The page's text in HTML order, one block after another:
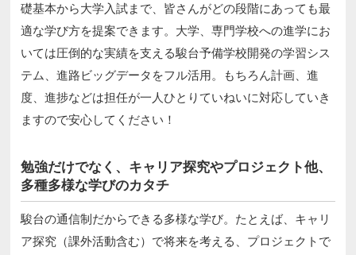
礎基本から大学入試まで、皆さんがどの段階にあっても最
適な学び方を提案できます。大学、専門学校への進学にお
いては圧倒的な実績を支える駿台予備学校開発の学習シス
テム、進路ビッグデータをフル活用。もちろん計画、進
度、進捗などは担任が一人ひとりていねいに対応していき
ますので安心してください！
勉強だけでなく、キャリア探究やプロジェクト他、
多種多様な学びのカタチ
駿台の通信制だからできる多様な学び。たとえば、キャリ
ア探究（課外活動含む）で将来を考える、プロジェクトで